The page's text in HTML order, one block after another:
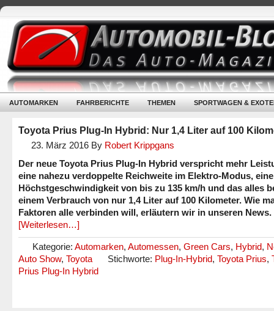
AUTOMARKEN FAHRBERICHTE THEMEN SPORTWAGEN &
Toyota Prius Plug-In Hybrid: Nur 1,4 Liter auf 100
23. März 2016 By Robert Krippgans
Der neue Toyota Prius Plug-In Hybrid verspricht mehr
eine nahezu verdoppelte Reichweite im Elektro-Modus, eine
Höchstgeschwindigkeit von bis zu 135 km/h und das alles
einem Verbrauch von nur 1,4 Liter auf 100 Kilometer. Wie
Faktoren alle verbinden will, erläutern wir in unseren News.
[Weiterlesen…]
Kategorie: Automarken, Automessen, Green Cars, Hybrid,
Auto Show, Toyota Stichworte: Plug-In-Hybrid, Toyota Prius,
Prius Plug-In Hybrid